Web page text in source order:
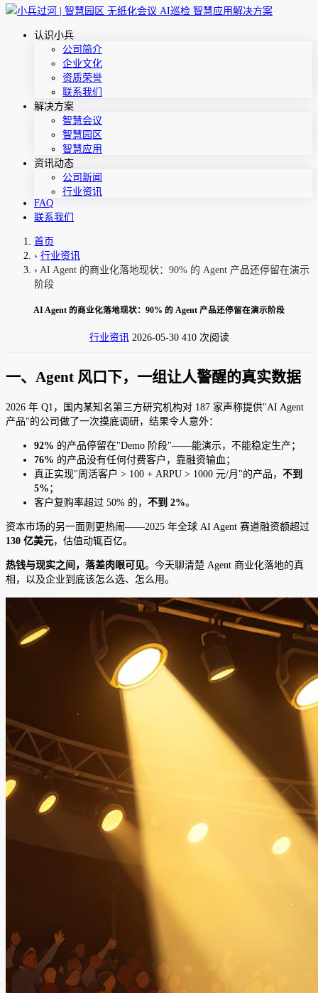
认识小兵
公司简介
企业文化
资质荣誉
联系我们
解决方案
智慧会议
智慧园区
智慧应用
资讯动态
公司新闻
行业资讯
FAQ
联系我们
首页
› 行业资讯
› AI Agent 的商业化落地现状：90% 的 Agent 产品还停留在演示
阶段
AI Agent 的商业化落地现状：90% 的 Agent 产品还停留在演示阶段
行业资讯 2026-05-30 410 次阅读
一、Agent 风口下，一组让人警醒的真实数据
2026 年 Q1，国内某知名第三方研究机构对 187 家声称提供"AI Agent
产品"的公司做了一次摸底调研，结果令人意外：
92% 的产品停留在"Demo 阶段"——能演示，不能稳定生产；
76% 的产品没有任何付费客户，靠融资输血；
真正实现"周活客户 > 100 + ARPU > 1000 元/月"的产品， 不到
5% ；
客户复购率超过 50% 的， 不到 2%。
资本市场的另一面则更热闹——2025 年全球 AI Agent 赛道融资额超过
130 亿美元，估值动辄百亿。
热钱与现实之间，落差肉眼可见。今天聊清楚 Agent 商业化落地的真
相，以及企业到底该怎么选、怎么用。